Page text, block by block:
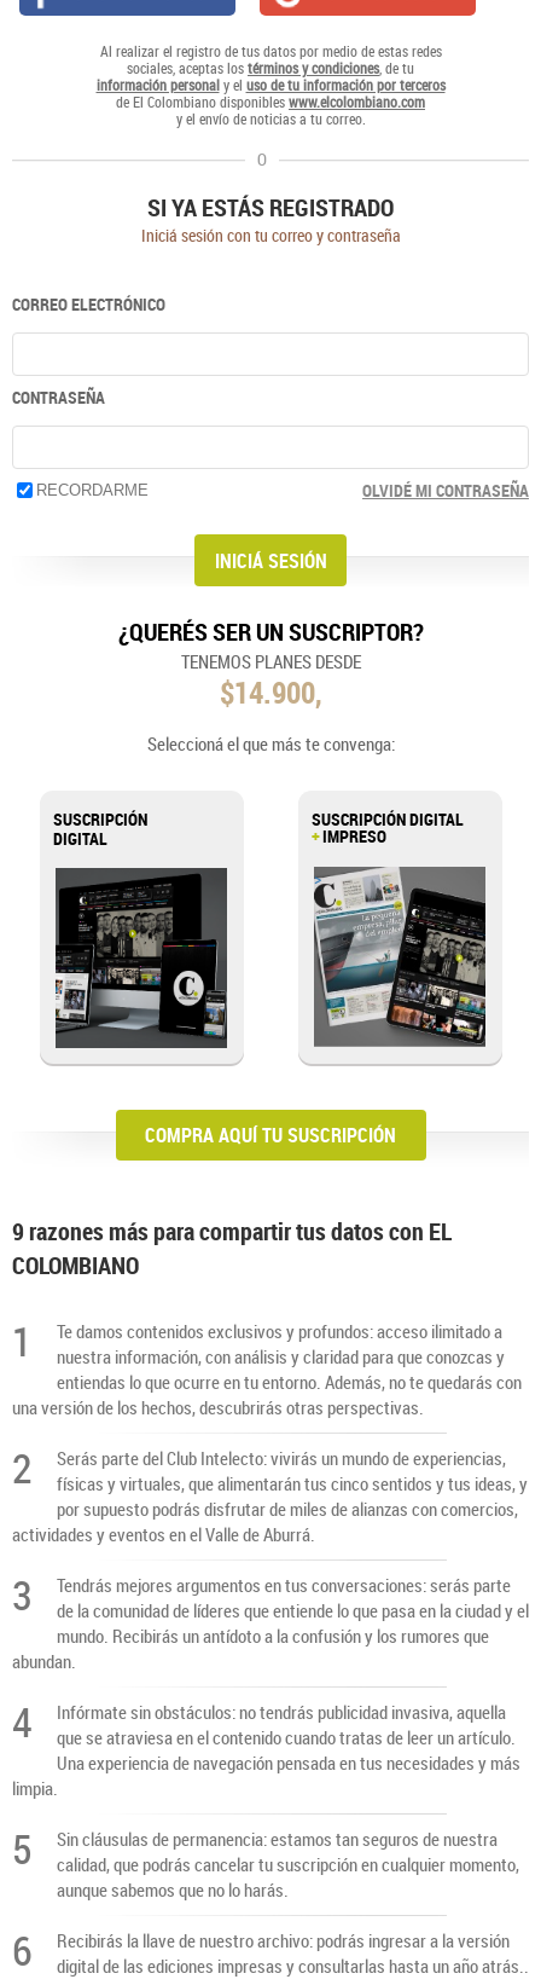
Al realizar el registro de tus datos por medio de estas redes
sociales, aceptas lostérminos y condiciones, de tu
información personaly el uso de tu información por terceros
de El Colombiano disponibleswww.elcolombiano.com
y el envío de noticias a tu correo.
O
SI YA ESTÁS REGISTRADO
Iniciá sesión con tu correo y contraseña
CORREO ELECTRÓNICO
CONTRASEÑA
RECORDARME OLVIDÉ MI CONTRASEÑA
¿QUERÉS SER UN SUSCRIPTOR?
TENEMOS PLANES DESDE
$14.900,
Seleccioná el que más te convenga:
SUSCRIPCIÓN
DIGITAL
SUSCRIPCIÓN DIGITAL
+IMPRESO
>
COMPRA AQUÍ TU SUSCRIPCIÓN
9 razones más para compartir tus datos con EL
COLOMBIANO
1
Te damos contenidos exclusivos y profundos: acceso ilimitado a
nuestra información, con análisis y claridad para que conozcas y
entiendas lo que ocurre en tu entorno. Además, no te quedarás con
una versión de los hechos, descubrirás otras perspectivas.
2
Serás parte del Club Intelecto: vivirás un mundo de experiencias,
físicas y virtuales, que alimentarán tus cinco sentidos y tus ideas, y
por supuesto podrás disfrutar de miles de alianzas con comercios,
actividades y eventos en el Valle de Aburrá.
3
Tendrás mejores argumentos en tus conversaciones: serás parte
de la comunidad de líderes que entiende lo que pasa en la ciudad y el
mundo. Recibirás un antídoto a la confusión y los rumores que
abundan.
4
Infórmate sin obstáculos: no tendrás publicidad invasiva, aquella
que se atraviesa en el contenido cuando tratas de leer un artículo.
Una experiencia de navegación pensada en tus necesidades y más
limpia.
5
Sin cláusulas de permanencia: estamos tan seguros de nuestra
calidad, que podrás cancelar tu suscripción en cualquier momento,
aunque sabemos que no lo harás.
6
Recibirás la llave de nuestro archivo: podrás ingresar a la versión
digital de las ediciones impresas y consultarlas hasta un año atrás..